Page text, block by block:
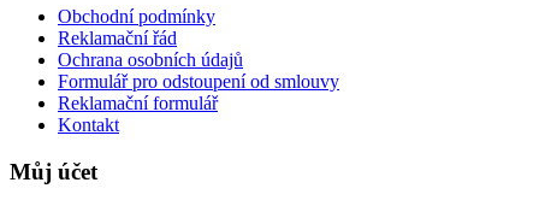
Obchodní podmínky
Reklamační řád
Ochrana osobních údajů
Formulář pro odstoupení od smlouvy
Reklamační formulář
Kontakt
Můj účet